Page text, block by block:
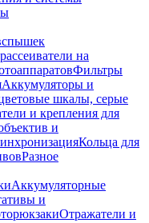
на
Фильтры
Аккумуляторы и
шкалы, серые
и крепления для
и
Кольца для
Разное
Аккумуляторные
и
Отражатели и